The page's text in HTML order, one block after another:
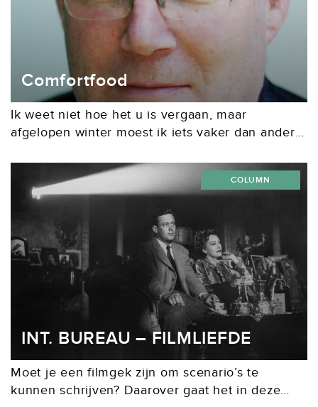
Comfortfood
Ik weet niet hoe het u is vergaan, maar
afgelopen winter moest ik iets vaker dan anders
dacht ik na over welke films ik zou...
INT. BUREAU – FILMLIEFDE
Moet je een filmgek zijn om scenario’s te
kunnen schrijven? Daarover gaat het in deze
COLUMN